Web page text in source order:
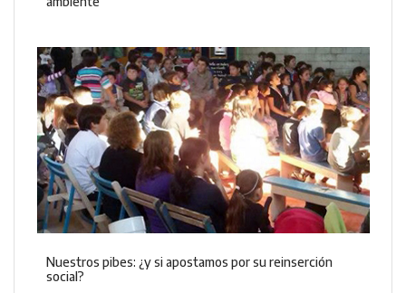
Nuestros pibes: ¿y si apostamos por su reinserción
social?